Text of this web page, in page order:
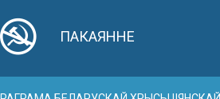
ПАКАЯННЕ